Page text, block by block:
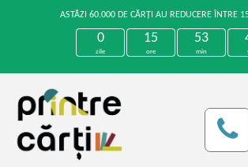
ASTĂZI 60.000 DE CĂRȚI AU REDUCERE ÎNTRE
0
zile
15
ore
53
min